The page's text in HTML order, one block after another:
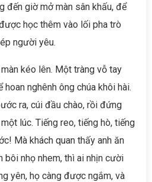
đến giờ mở màn sân khấu, để
học thêm vào lối pha trò
người yêu.
kéo lên. Một tràng vỗ tay
nghênh ông chúa khôi hài.
ra, cúi đầu chào, rồi đứng
lúc. Tiếng reo, tiếng hò, tiếng
Mà khách quan thấy anh ăn
bôi nhọ nhem, thì ai nhịn cười
yên, họ càng được ngắm, và